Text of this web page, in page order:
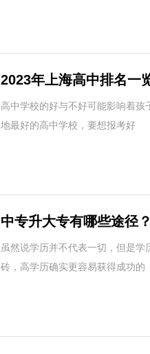
2023年上海高中排名一
高中学校的好与不好可能影响着
地最好的高中学校，要想报考好
中专升大专有哪些途径
虽然说学历并不代表一切，但是
砖，高学历确实更容易获得成功的